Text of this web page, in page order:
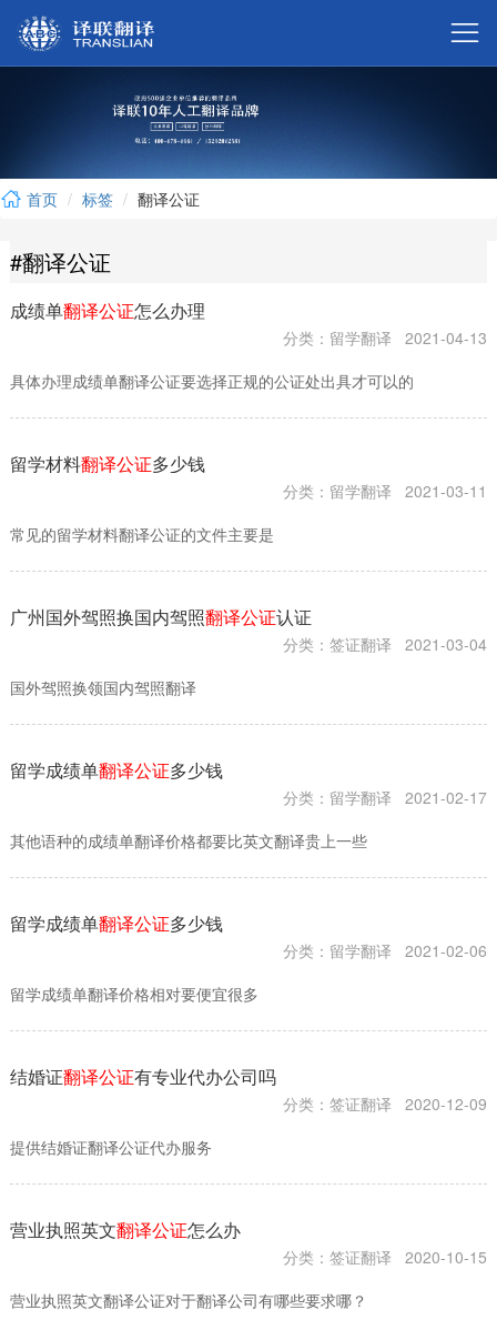


首页 标签 翻译公证
#翻译公证
成绩单翻译公证怎么办理
分类：留学翻译
2021-04-13
具体办理成绩单翻译公证要选择正规的公证处出具才可以的
留学材料翻译公证多少钱
分类：留学翻译
2021-03-11
常见的留学材料翻译公证的文件主要是
广州国外驾照换国内驾照翻译公证认证
分类：签证翻译
2021-03-04
国外驾照换领国内驾照翻译
留学成绩单翻译公证多少钱
分类：留学翻译
2021-02-17
其他语种的成绩单翻译价格都要比英文翻译贵上一些
留学成绩单翻译公证多少钱
分类：留学翻译
2021-02-06
留学成绩单翻译价格相对要便宜很多
结婚证翻译公证有专业代办公司吗
分类：签证翻译
2020-12-09
提供结婚证翻译公证代办服务
营业执照英文翻译公证怎么办
分类：签证翻译
2020-10-15
营业执照英文翻译公证对于翻译公司有哪些要求哪？